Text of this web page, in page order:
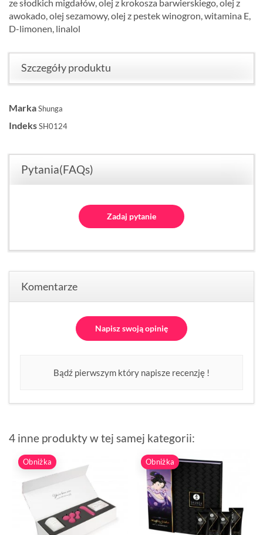
ze słodkich migdałów, olej z krokosza barwierskiego, olej z
awokado, olej sezamowy, olej z pestek winogron, witamina E,
D-limonen, linalol
Szczegóły produktu
MarkaShunga
IndeksSH0124
Pytania(FAQs)
Zadaj pytanie
Komentarze
Napisz swoją opinię
Bądź pierwszym który napisze recenzję !
4 inne produkty w tej samej kategorii:
Obniżka Obniżka